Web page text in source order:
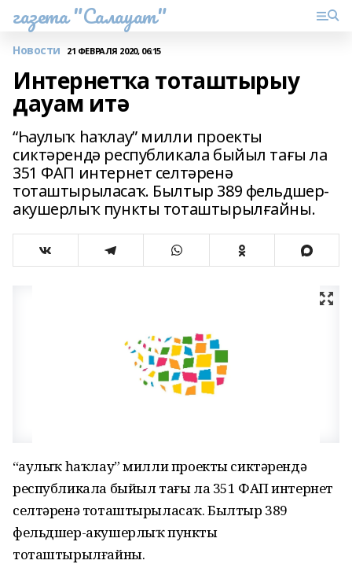
газета "Салауат"
Новости 21 ФЕВРАЛЯ 2020, 06:15
Интернетҡа тоташтырыу
дауам итә
“Һаулыҡ һаҡлау” милли проекты
сиктәрендә республикала быйыл тағы ла
351 ФАП интернет селтәренә
тоташтырыласаҡ. Былтыр 389 фельдшер-
акушерлыҡ пункты тоташтырылғайны.
“Һаулыҡ һаҡлау” милли проекты сиктәрендә
республикала быйыл тағы ла 351 ФАП интернет
селтәренә тоташтырыласаҡ. Былтыр 389
фельдшер-акушерлыҡ пункты
тоташтырылғайны.